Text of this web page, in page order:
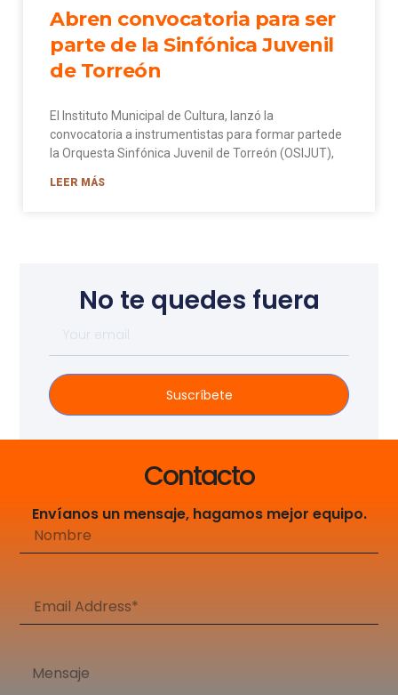
Abren convocatoria para ser
parte de la Sinfónica Juvenil
de Torreón
El Instituto Municipal de Cultura, lanzó la
convocatoria a instrumentistas para formar partede
la Orquesta Sinfónica Juvenil de Torreón (OSIJUT),
LEER MÁS
No te quedes fuera
Suscríbete
Contacto
Envíanos un mensaje, hagamos mejor equipo.